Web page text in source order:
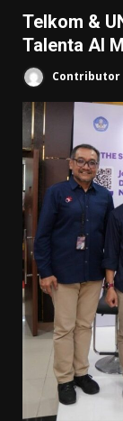
Telkom &
Talenta AI
Contributor